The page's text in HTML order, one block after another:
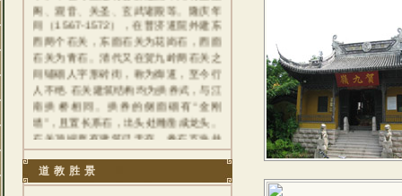
阁、观音、关圣、玄武诸殿等。隆庆年
间（1567-1572），在普济道院外建东
西两个石关，东面石关为花岗石，西面
石关为青石。清代又在贺九岭两石关之
间铺砌人字形砖街，称为御道，至今行
人不绝. 石关建筑结构均为拱券式，与江
南拱桥相同。拱券的侧面砌有“金刚
墙”，且置长系石，出头处雕凿成龙头。
石关顶端原有建筑已无存。券石五块并
列，东石关44块，西石关48块。每块券
石上均刻有功德碑，碑额刻倒覆荷叶，
碑座刻成荷花。其中一块镌有“吴县十一
道教胜景